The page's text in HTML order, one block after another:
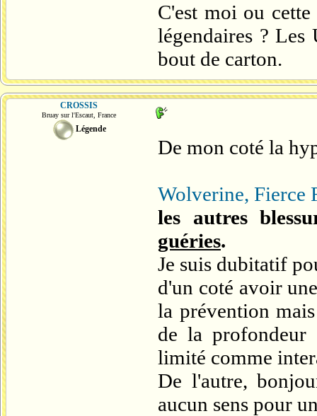
C'est moi ou
légendaires ?
bout de carton.
CROSSIS
Bruay sur l'Escaut, France
Légende
De mon coté la
Wolverine, Fierce
les autres
guéries.
Je suis dubitatif
d'un coté avoir
la prévention
de la profondeur
limité comme
De l'autre,
aucun sens pour